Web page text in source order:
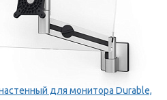
для монитора Durable,